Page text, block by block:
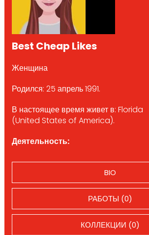
Best Cheap Likes
Женщина
Родился: 25 апрель 1991.
В настоящее время живет в: Florida
(United States of America).
Деятельность:
BIO
РАБОТЫ (0)
КОЛЛЕКЦИИ (0)